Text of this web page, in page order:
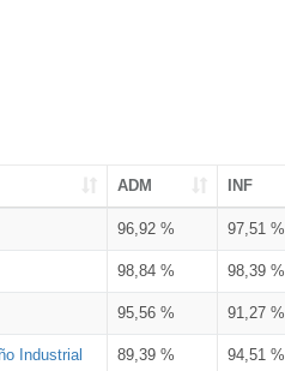
ADM INF
96,92 % 97,51 %
98,84 % 98,39 %
95,56 % 91,27 %
Industrial 89,39 % 94,51 %